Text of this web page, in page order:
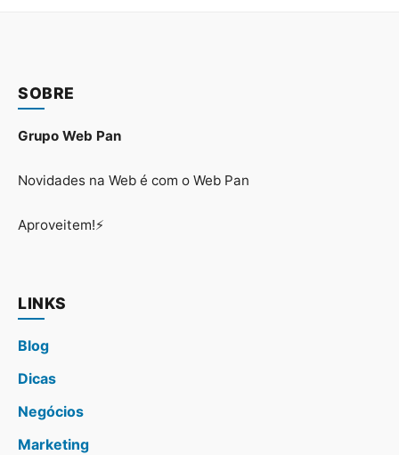
SOBRE
Grupo Web Pan
Novidades na Web é com o Web Pan
Aproveitem!⚡
LINKS
Blog
Dicas
Negócios
Marketing